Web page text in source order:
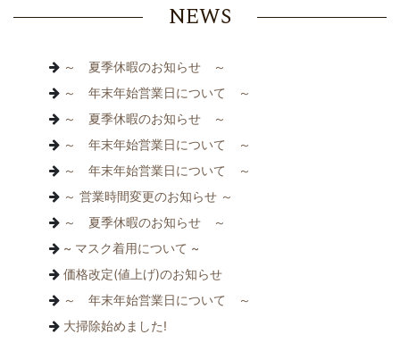
NEWS
～ 夏季休暇のお知らせ ～
～ 年末年始営業日について ～
～ 夏季休暇のお知らせ ～
～ 年末年始営業日について ～
～ 年末年始営業日について ～
～ 営業時間変更のお知らせ ～
～ 夏季休暇のお知らせ ～
~ マスク着用について ~
価格改定(値上げ)のお知らせ
～ 年末年始営業日について ～
大掃除始めました!